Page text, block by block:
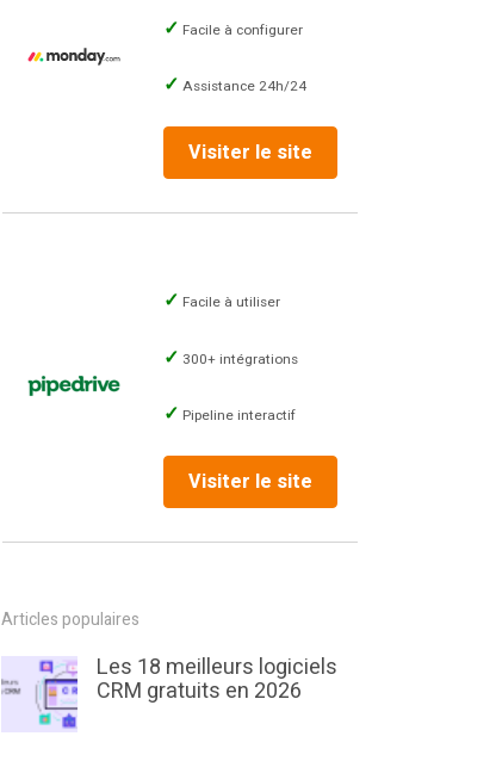
Facile à configurer
Assistance 24h/24
Visiter le site
Facile à utiliser
300+ intégrations
Pipeline interactif
Visiter le site
Articles populaires
Les 18 meilleurs logiciels
CRM gratuits en 2026